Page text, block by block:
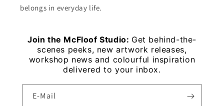
belongs in everyday life.
Join the McFloof Studio: Get behind-the-
scenes peeks, new artwork releases,
workshop news and colourful inspiration
delivered to your inbox.
E-Mail